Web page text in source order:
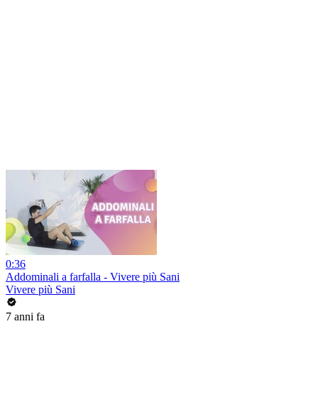
0:36
Addominali a farfalla - Vivere più Sani
Vivere più Sani
7 anni fa